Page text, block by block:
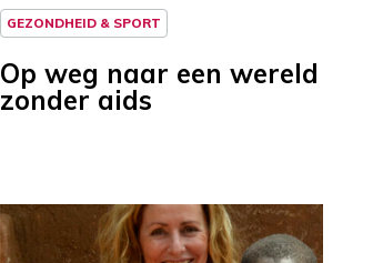
GEZONDHEID & SPORT
Op weg naar een wereld
zonder aids